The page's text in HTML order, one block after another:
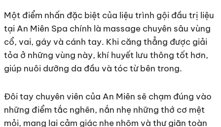
Một điểm nhấn đặc biệt của liệu trình gội đầu trị liệu
tại An Miên Spa chính là massage chuyên sâu vùng
cổ, vai, gáy và cánh tay. Khi căng thẳng được giải
tỏa ở những vùng này, khí huyết lưu thông tốt hơn,
giúp nuôi dưỡng da đầu và tóc từ bên trong.
Đôi tay chuyên viên của An Miên sẽ chạm đúng vào
những điểm tắc nghẽn, nắn nhẹ những thớ cơ mệt
mỏi, mang lại cảm giác nhẹ nhõm và thư giãn toàn